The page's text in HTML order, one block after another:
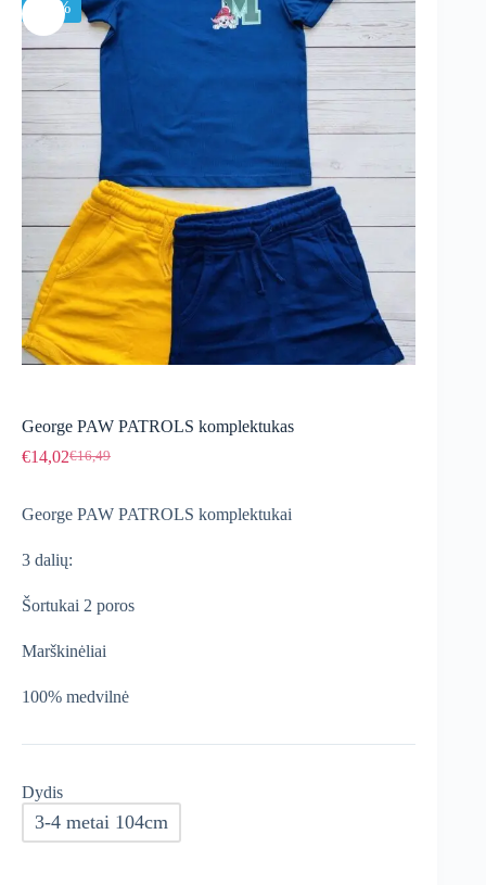
-15%
George PAW PATROLS komplektukas
€16,49
Original
€16,49.
€14,02Current
€14,02.
George PAW PATROLS komplektukai
3 dalių:
Šortukai 2 poros
Marškinėliai
100% medvilnė
Dydis
3-4 metai 104cm